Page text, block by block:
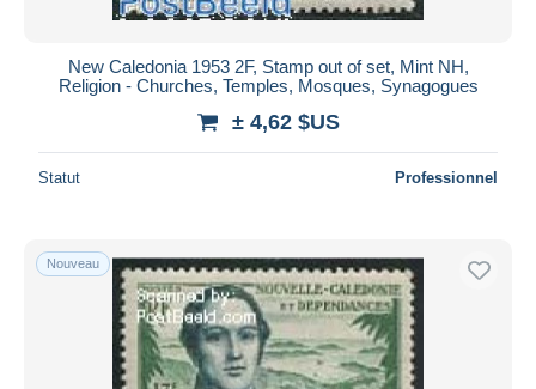
New Caledonia 1953 2F, Stamp out of set, Mint NH,
Religion - Churches, Temples, Mosques, Synagogues
± 4,62 $US
Statut Professionnel
Nouveau